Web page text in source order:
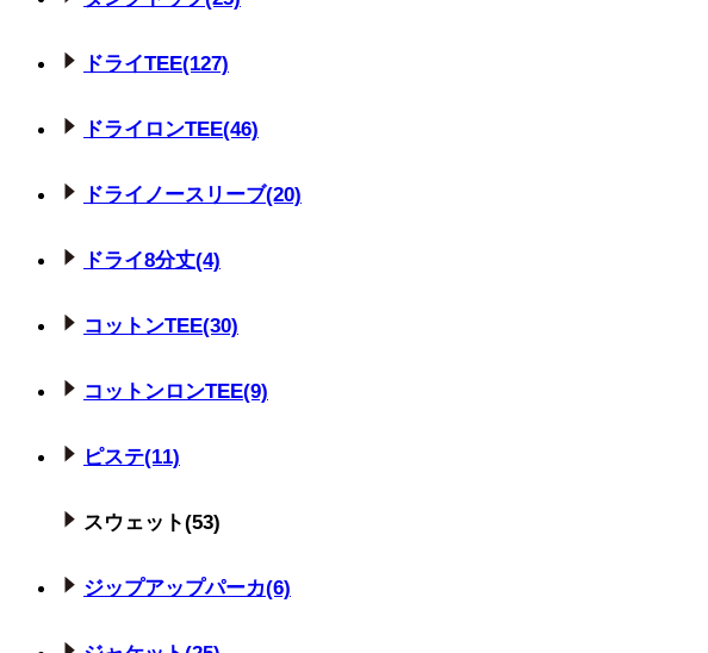
ドライTEE(127)
ドライロンTEE(46)
ドライノースリーブ(20)
ドライ8分丈(4)
コットンTEE(30)
コットンロンTEE(9)
ピステ(11)
スウェット(53)
ジップアップパーカ(6)